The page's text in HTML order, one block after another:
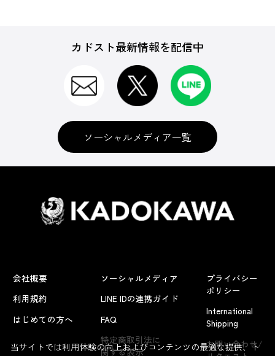
カドスト最新情報を配信中
ソーシャルメディア一覧
会社概要
利用規約
はじめての方へ
ソーシャルメディア
LINE IDの連携ガイド
FAQ
特定商取引法に
関する表示
プライバシー
ポリシー
International
Shipping
お問い合わせ/
当サイトでは利用体験の向上およびコンテンツの最適な提供、ト